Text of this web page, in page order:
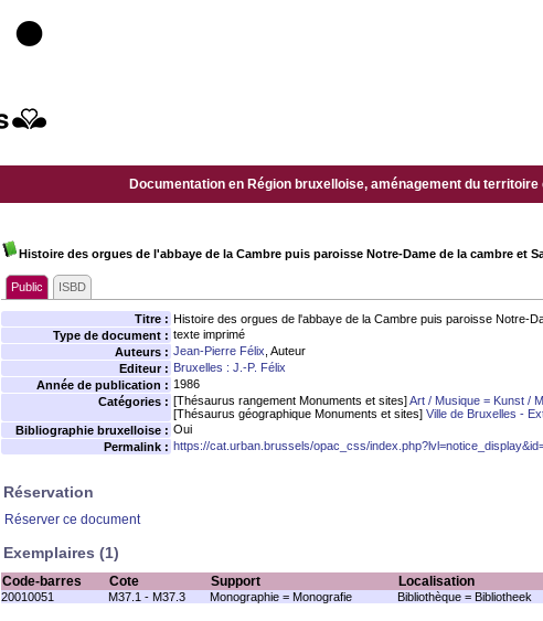
Documentation en Région bruxelloise, aménagement du territoire
Histoire des orgues de l'abbaye de la Cambre puis paroisse Notre-Dame de la cambre et
Public ISBD
Titre : Histoire des orgues de l'abbaye de la Cambre puis paroisse Notre-
Type de document : texte imprimé
Auteurs : Jean-Pierre Félix , Auteur
Editeur : Bruxelles : J.-P. Félix
Année de publication : 1986
Catégories : [Thésaurus rangement Monuments et sites]Art / Musique = Kunst /
[Thésaurus géographique Monuments et sites] Ville de Bruxelles -
Bibliographie bruxelloise : Oui
Permalink : https://cat.urban.brussels/opac_css/
Réservation
Réserver ce document
Exemplaires (1)
Code-barres Cote Support Localisation
20010051 M37.1 - M37.3 Monographie = Monografie Bibliothèque = Bibliotheek